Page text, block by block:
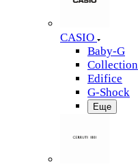
CASIO
Baby-G
Collection
Edifice
G-Shock
Еще